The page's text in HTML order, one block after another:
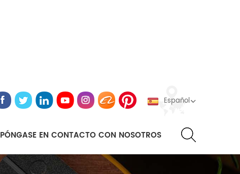
Español
PÓNGASE EN CONTACTO CON NOSOTROS